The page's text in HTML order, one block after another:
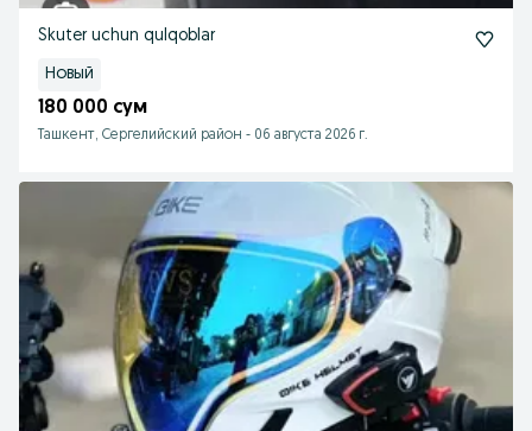
Skuter uchun qulqoblar
Новый
180 000 сум
Ташкент, Сергелийский район - 06 августа 2026 г.